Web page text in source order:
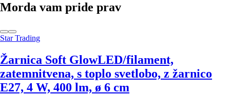
Morda vam pride prav
Star Trading
Žarnica Soft GlowLED/filament,
zatemnitvena, s toplo svetlobo, z žarnico
E27, 4 W, 400 lm, ø 6 cm